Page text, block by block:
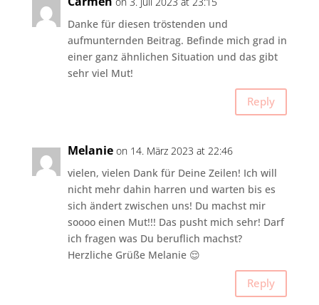
Danke für diesen tröstenden und
aufmunternden Beitrag. Befinde mich grad in
einer ganz ähnlichen Situation und das gibt
sehr viel Mut!
Reply
Melanie on 14. März 2023 at 22:46
vielen, vielen Dank für Deine Zeilen! Ich will
nicht mehr dahin harren und warten bis es
sich ändert zwischen uns! Du machst mir
soooo einen Mut!!! Das pusht mich sehr! Darf
ich fragen was Du beruflich machst?
Herzliche Grüße Melanie 😌
Reply